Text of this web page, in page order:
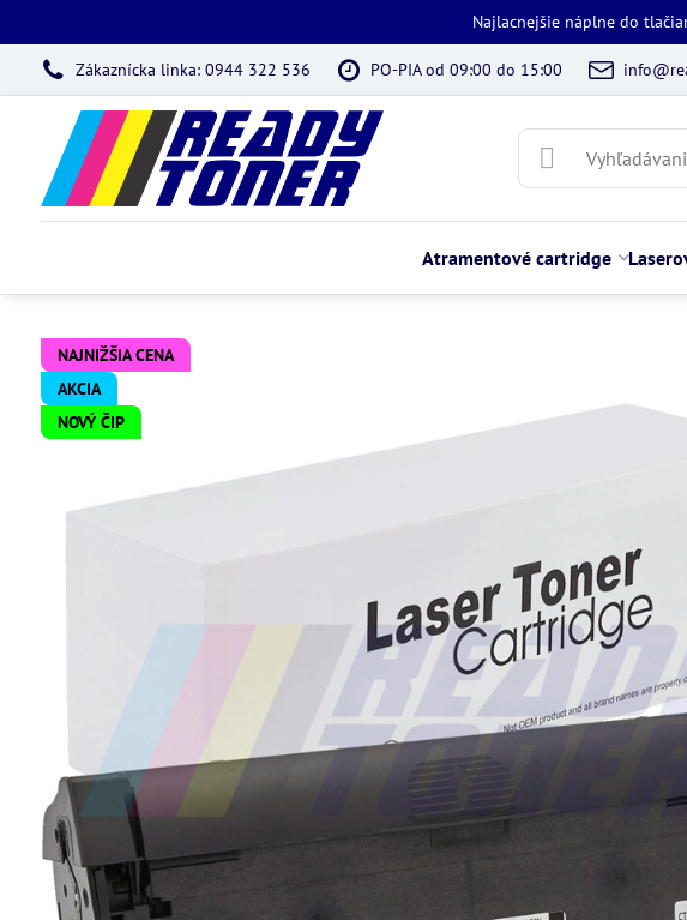
Najlacnejšie náplne do
Zákaznícka linka: 0944 322 536 PO-PIA od 09:00 do 15:00
Atramentové cartridge
NAJNIŽŠIA CENA
AKCIA
NOVÝ ČIP